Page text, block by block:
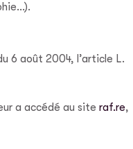
6 août 2004, l’article L.
a accédé au site raf.re,